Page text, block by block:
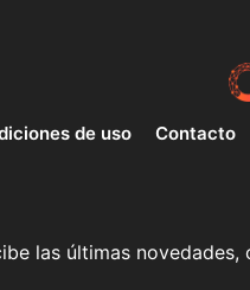
de uso Contacto
las últimas